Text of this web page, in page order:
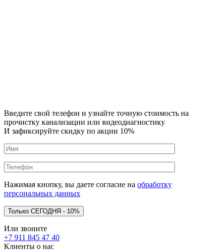
Введите свой телефон и узнайте точную стоимость на
прочистку канализации или видеодиагностику
И зафиксируйте скидку по акции 10%
Нажимая кнопку, вы даете согласие на обработку
персональных данных
Или звоните
+7 911 845 47 40
Клиенты о нас